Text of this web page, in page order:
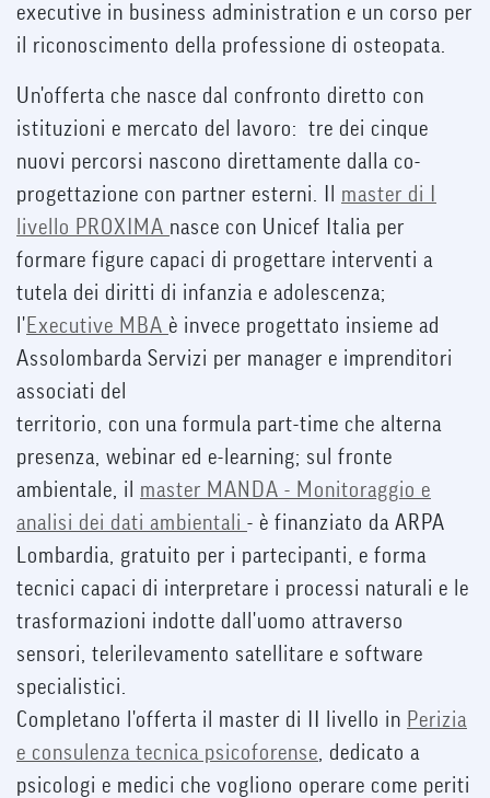
executive in business administration e un corso per
il riconoscimento della professione di osteopata.
Un'offerta che nasce dal confronto diretto con
istituzioni e mercato del lavoro: tre dei cinque
nuovi percorsi nascono direttamente dalla co-
progettazione con partner esterni. Il master di I
livello PROXIMA nasce con Unicef Italia per
formare figure capaci di progettare interventi a
tutela dei diritti di infanzia e adolescenza;
l' Executive MBA è invece progettato insieme ad
Assolombarda Servizi per manager e imprenditori
associati del
territorio, con una formula part-time che alterna
presenza, webinar ed e-learning; sul fronte
ambientale, il master MANDA - Monitoraggio e
analisi dei dati ambientali - è finanziato da ARPA
Lombardia, gratuito per i partecipanti, e forma
tecnici capaci di interpretare i processi naturali e le
trasformazioni indotte dall'uomo attraverso
sensori, telerilevamento satellitare e software
specialistici.
Completano l'offerta il master di II livello in Perizia
e consulenza tecnica psicoforense , dedicato a
psicologi e medici che vogliono operare come periti